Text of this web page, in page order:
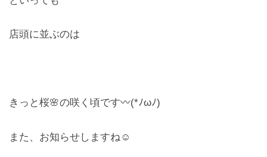
お問合せ
店頭に並ぶのは
きっと桜🌸の咲く頃です〰(*ﾉωﾉ)
また、お知らせしますね☺